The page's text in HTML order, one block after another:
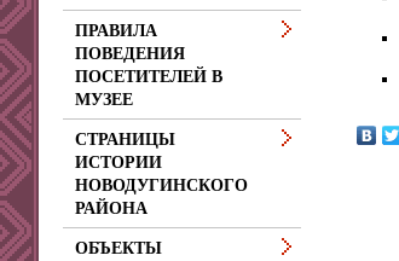
ПРАВИЛА
ПОВЕДЕНИЯ
ПОСЕТИТЕЛЕЙ В
МУЗЕЕ
СТРАНИЦЫ
ИСТОРИИ
НОВОДУГИНСКОГО
РАЙОНА
ОБЪЕКТЫ